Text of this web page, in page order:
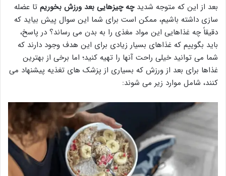
بعد از این که متوجه شدیدچه چیزهایی بعد ورزش بخوریم تا عضله
سازی داشته باشیم، ممکن است برای شما این سوال پیش بیاید که
دقیقاً چه غذاهایی این مواد مغذی را به بدن می رساند؟ در پاسخ،
باید بگوییم که غذاهای بسیار زیادی برای این هدف وجود دارند که
شما می توانید خیلی راحت آنها را تهیه کنید؛ اما برخی از بهترین
غذاها برای بعد از ورزش که بسیاری از پزشک های تغذیه پیشنهاد می
کنند، شامل موارد زیر می شوند: